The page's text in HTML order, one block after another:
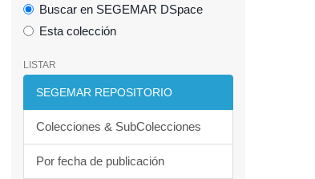
Buscar en SEGEMAR DSpace
Esta colección
LISTAR
SEGEMAR REPOSITORIO
Colecciones & SubColecciones
Por fecha de publicación